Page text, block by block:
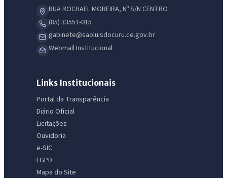
RUA ROCHAEL MOREIRA, Nº S/N CENTRO
(85) 33551-015
gabinete@saoluisdocuru.ce.gov.br
Webmail Institucional
Links Institucionais
Portal da Transparência
Diário Oficial
Licitações
Ouvidoria
e-SIC
LGPD
Mapa do Site